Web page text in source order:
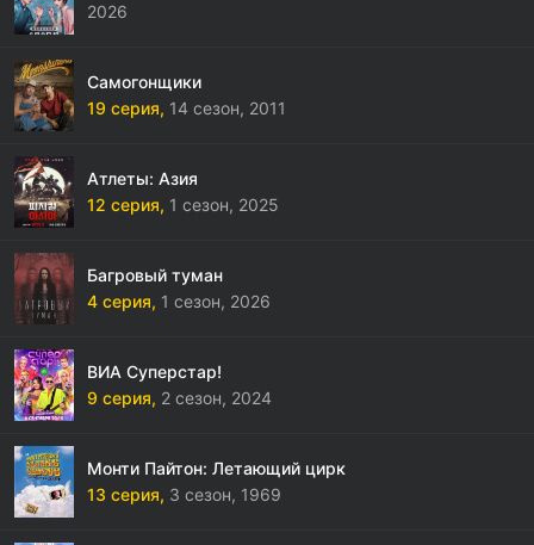
2026
Самогонщики
19 серия, 14 сезон, 2011
Атлеты: Азия
12 серия, 1 сезон, 2025
Багровый туман
4 серия, 1 сезон, 2026
ВИА Суперстар!
9 серия, 2 сезон, 2024
Монти Пайтон: Летающий цирк
13 серия, 3 сезон, 1969